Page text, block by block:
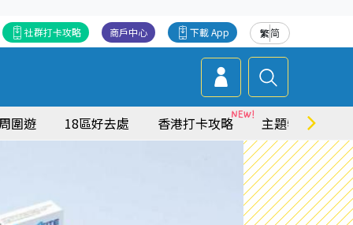
繁简
下載 App
商戶中心
社群打卡攻略
圍遊 18區好去處 香港打卡攻略 主題特集